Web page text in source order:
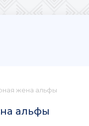
жена альфы
альфы